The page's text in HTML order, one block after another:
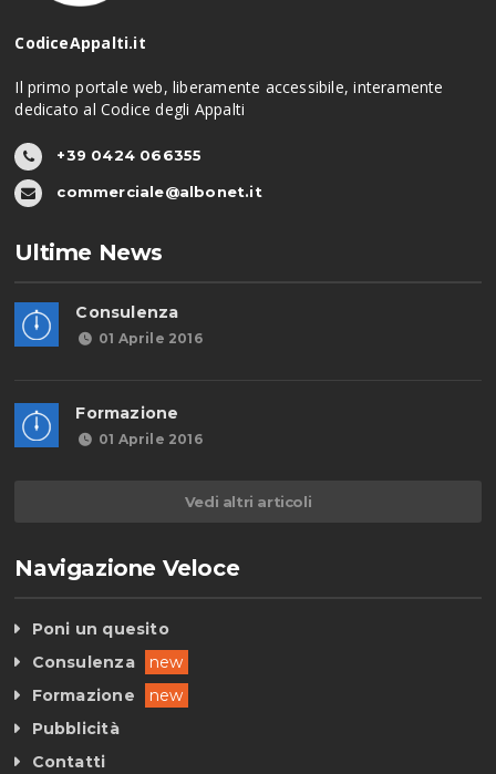
CodiceAppalti.it
Il primo portale web, liberamente accessibile, interamente
dedicato al Codice degli Appalti
+39 0424 066355
commerciale@albonet.it
Ultime News
Consulenza
01 Aprile 2016
Formazione
01 Aprile 2016
Vedi altri articoli
Navigazione Veloce
Poni un quesito
Consulenza
new
Formazione
new
Pubblicità
Contatti